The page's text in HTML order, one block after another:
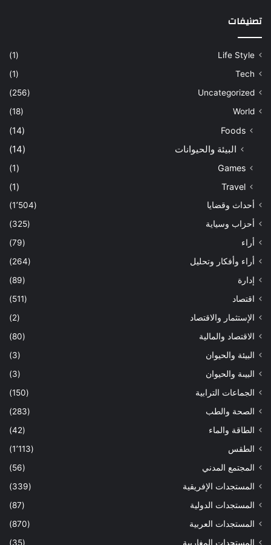
تصنيفات
Life Style
(1)
Tech
(1)
Uncategorized
(256)
World
(18)
Foods
(14)
البيئة والحيوانات (14)
Games
(1)
Travel
(1)
أحداث وقضايا
(1٬504)
أحزاب وسياية
(325)
أراء
(79)
أراء وأفكار وتحليل
(264)
إدارة
(89)
اقتصاد
(511)
الإستثمار والاقتصاد
(2)
الاقتصاد والمالية
(80)
البيئة والحيوان
(3)
البيىة والحيوان
(3)
الجماعات الترابية
(150)
الصحة والطب
(283)
الطاقة والماء
(42)
الطقس
(1٬113)
المجتمع المدني
(56)
المستجدات الإفريقية
(339)
المستجدات الدولية
(87)
المستجدات العربية
(870)
المستجدات المغاربية
(35)